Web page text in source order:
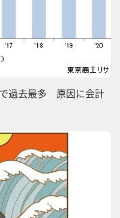
過去最多 原因に会計